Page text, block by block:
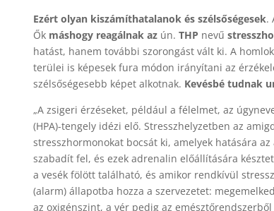
Ezért olyan kiszámíthatalanok és szélsőségesek.
Ők máshogy reagálnak azún. THP nevű
hatást, hanem további szorongást vált ki. A
terülei is képesek fura módon irányítani az
szélsőségesebb képet alkotnak. Kevésbé tudnak
„A zsigeri érzéseket, például a félelmet, az
(HPA)-tengely idézi elő. Stresszhelyzetben az
stresszhormonokat bocsát ki, amelyek hatására
szabadít fel, és ezek adrenalin előállítására
a vesék fölött található, és amikor rendkívül
(alarm) állapotba hozza a szervezetet:
az oxigénszint, a vér pedig az